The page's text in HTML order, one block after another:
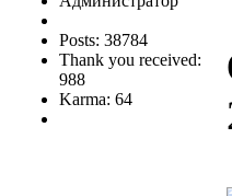
Posts: 38784
Thank you received:
988
Karma: 64